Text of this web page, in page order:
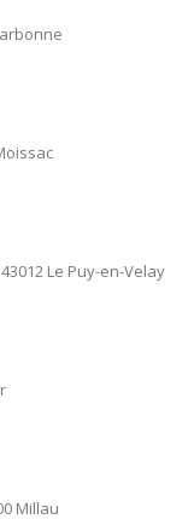
43012 Le Puy-en-Velay
Millau